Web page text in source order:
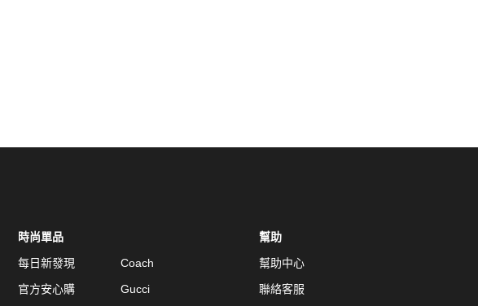
時尚單品
每日新發現
官方安心購
Coach
Gucci
幫助
幫助中心
聯絡客服